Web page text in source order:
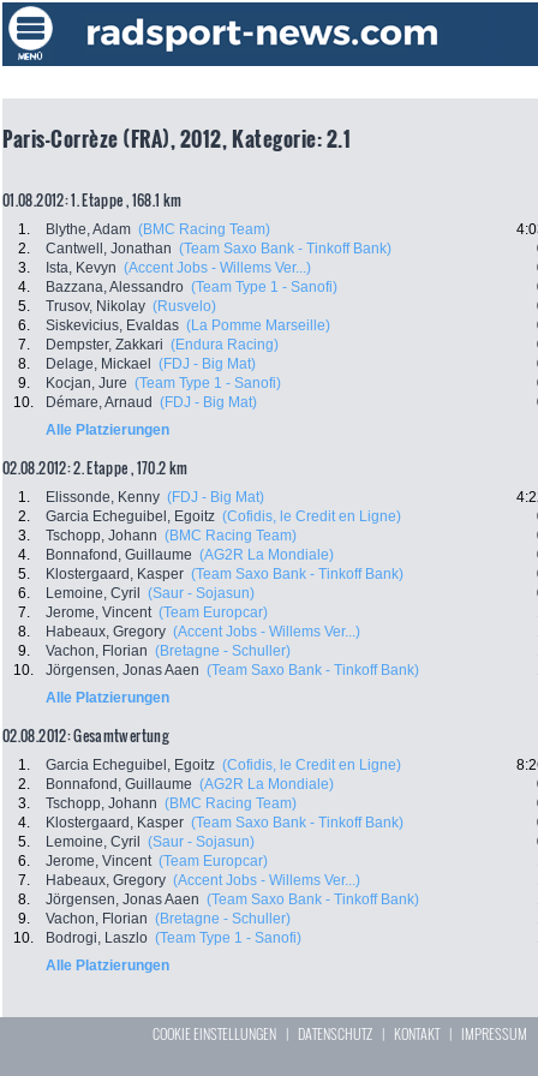
Paris-Corrèze (FRA), 2012, Kategorie: 2.1
01.08.2012: 1. Etappe , 168.1 km
1. Blythe, Adam (BMC Racing Team)
2.
Cantwell, Jonathan (Team Saxo Bank - Tinkoff Bank)
3.
Ista, Kevyn (Accent Jobs - Willems Ver...)
4.
Bazzana, Alessandro (Team Type 1 - Sanofi)
5.
Trusov, Nikolay (Rusvelo)
6.
Siskevicius, Evaldas (La Pomme Marseille)
7.
Dempster, Zakkari (Endura Racing)
8.
Delage, Mickael (FDJ - Big Mat)
9.
Kocjan, Jure (Team Type 1 - Sanofi)
10.
Démare, Arnaud (FDJ - Big Mat)
Alle Platzierungen
02.08.2012: 2. Etappe , 170.2 km
1. Elissonde, Kenny (FDJ - Big Mat)
2.
Garcia Echeguibel, Egoitz (Cofidis, le Credit en Ligne)
3.
Tschopp, Johann (BMC Racing Team)
4.
Bonnafond, Guillaume (AG2R La Mondiale)
5.
Klostergaard, Kasper (Team Saxo Bank - Tinkoff Bank)
6.
Lemoine, Cyril (Saur - Sojasun)
7.
Jerome, Vincent (Team Europcar)
8.
Habeaux, Gregory (Accent Jobs - Willems Ver...)
9.
Vachon, Florian (Bretagne - Schuller)
10.
Jörgensen, Jonas Aaen (Team Saxo Bank - Tinkoff Bank)
Alle Platzierungen
02.08.2012: Gesamtwertung
1. Garcia Echeguibel, Egoitz (Cofidis, le Credit en Ligne)
2.
Bonnafond, Guillaume (AG2R La Mondiale)
3.
Tschopp, Johann (BMC Racing Team)
4.
Klostergaard, Kasper (Team Saxo Bank - Tinkoff Bank)
5.
Lemoine, Cyril (Saur - Sojasun)
6.
Jerome, Vincent (Team Europcar)
7.
Habeaux, Gregory (Accent Jobs - Willems Ver...)
8.
Jörgensen, Jonas Aaen (Team Saxo Bank - Tinkoff Bank)
9.
Vachon, Florian (Bretagne - Schuller)
10.
Bodrogi, Laszlo (Team Type 1 - Sanofi)
Alle Platzierungen
COOKIE EINSTELLUNGEN | DATENSCHUTZ | KONTAKT| IMPRESSUM